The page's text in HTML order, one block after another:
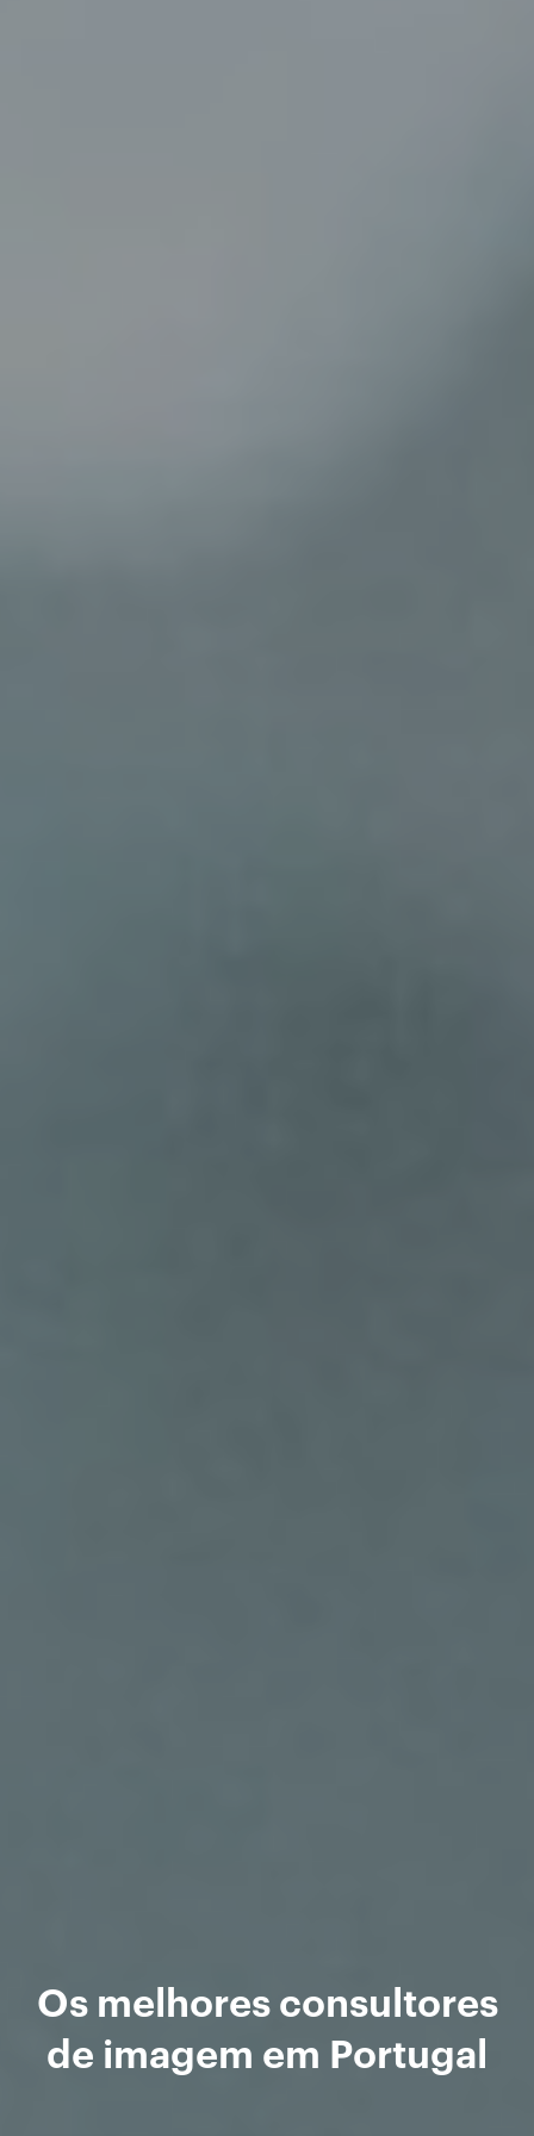
Os melhores consultores
de imagem em Portugal